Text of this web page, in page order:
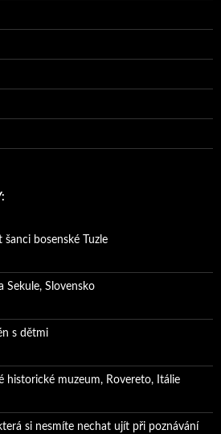
šanci bosenské Tuzle
Sekule, Slovensko
s dětmi
historické muzeum, Rovereto, Itálie
si nesmíte nechat ujít při poznávání